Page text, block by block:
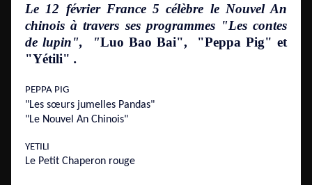
Le 12 février France 5 célèbre le Nouvel An
chinoisà travers ses programmes "Les contes
de lupin", "Luo Bao Bai", "Peppa Pig" et
"Yétili" .
PEPPA PIG
"Les sœurs jumelles Pandas"
"Le Nouvel An Chinois"
YETILI
Le Petit Chaperon rouge